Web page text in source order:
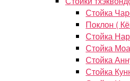
Стойка
Поклон (
Стойка
Стойка
Стойка
Стойка